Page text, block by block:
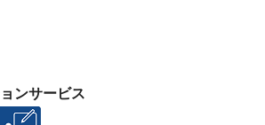
ンサービス